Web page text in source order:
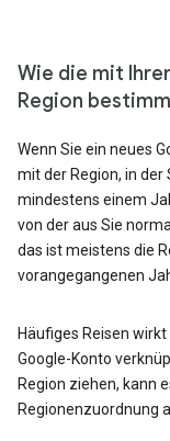
Wie die mit
Region
Wenn Sie ein neues
mit der Region, in der
mindestens einem
von der aus Sie
das ist meistens die
vorangegangenen
Häufiges Reisen
Google-Konto
Region ziehen, kann
Regionenzuordnung